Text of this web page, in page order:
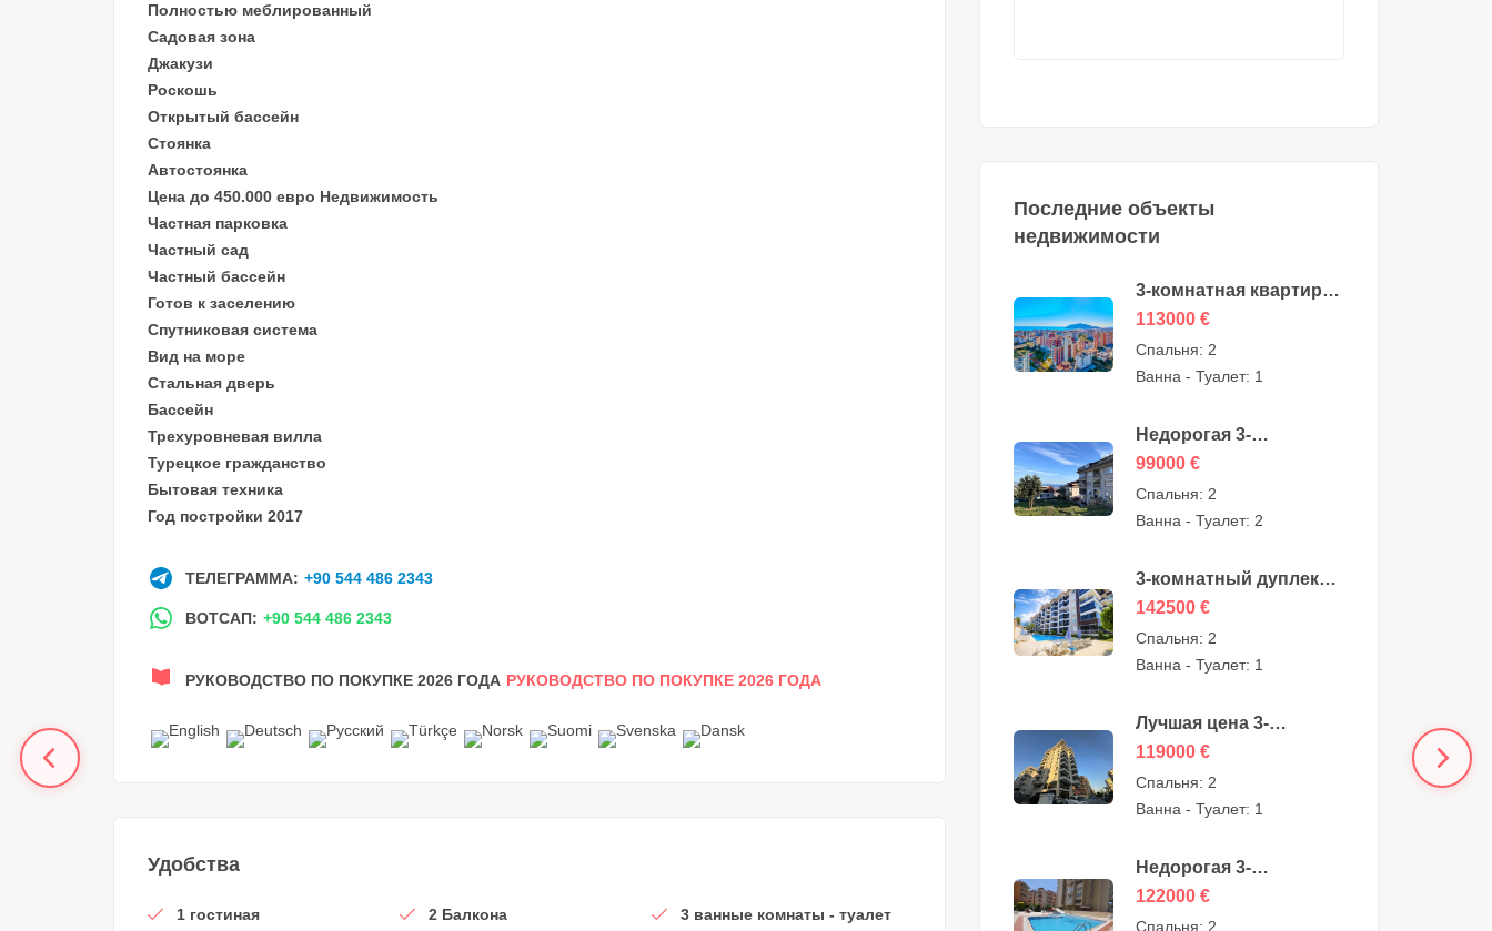
Полностью меблированный
Садовая зона
Джакузи
Роскошь
Открытый бассейн
Стоянка
Автостоянка
Цена до 450.000 евро Недвижимость
Частная парковка
Частный сад
Частный бассейн
Готов к заселению
Спутниковая система
Вид на море
Стальная дверь
Бассейн
Трехуровневая вилла
Турецкое гражданство
Бытовая техника
Год постройки 2017
ТЕЛЕГРАММА: +90 544 486 2343
ВОТСАП: +90 544 486 2343
РУКОВОДСТВО ПО ПОКУПКЕ 2026 ГОДА РУКОВОДСТВО ПО ПОКУПКЕ 2026 ГОДА
Удобства
1 гостиная 2 Балкона 3 ванные комнаты - туалет
Последние объекты
недвижимости
3-комнатная квартира
по лучшей цене на
продажу в
от собственника —
113000 €
Спальня: 2
Ванна - Туалет: 1
Недорогая 3-
комнатная квартира на
продажу в Сугезю,
возможность — 99000
99000 €
Спальня: 2
Ванна - Туалет: 2
3-комнатный дуплекс с
садом на продажу в
Кестеле, Алания, от
142500 евро
142500 €
Спальня: 2
Ванна - Туалет: 1
Лучшая цена 3-
комнатная дешевая
квартира на продажу в
119000 евро
119000 €
Спальня: 2
Ванна - Туалет: 1
Недорогая 3-
комнатная квартира на
продажу в
122000 €
Спальня: 2